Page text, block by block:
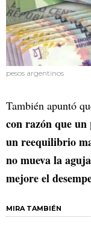
pesos argentinos
También apuntó
con razón que
un reequilibrio
no mueva la
mejore el
MIRA TAMBIÉN